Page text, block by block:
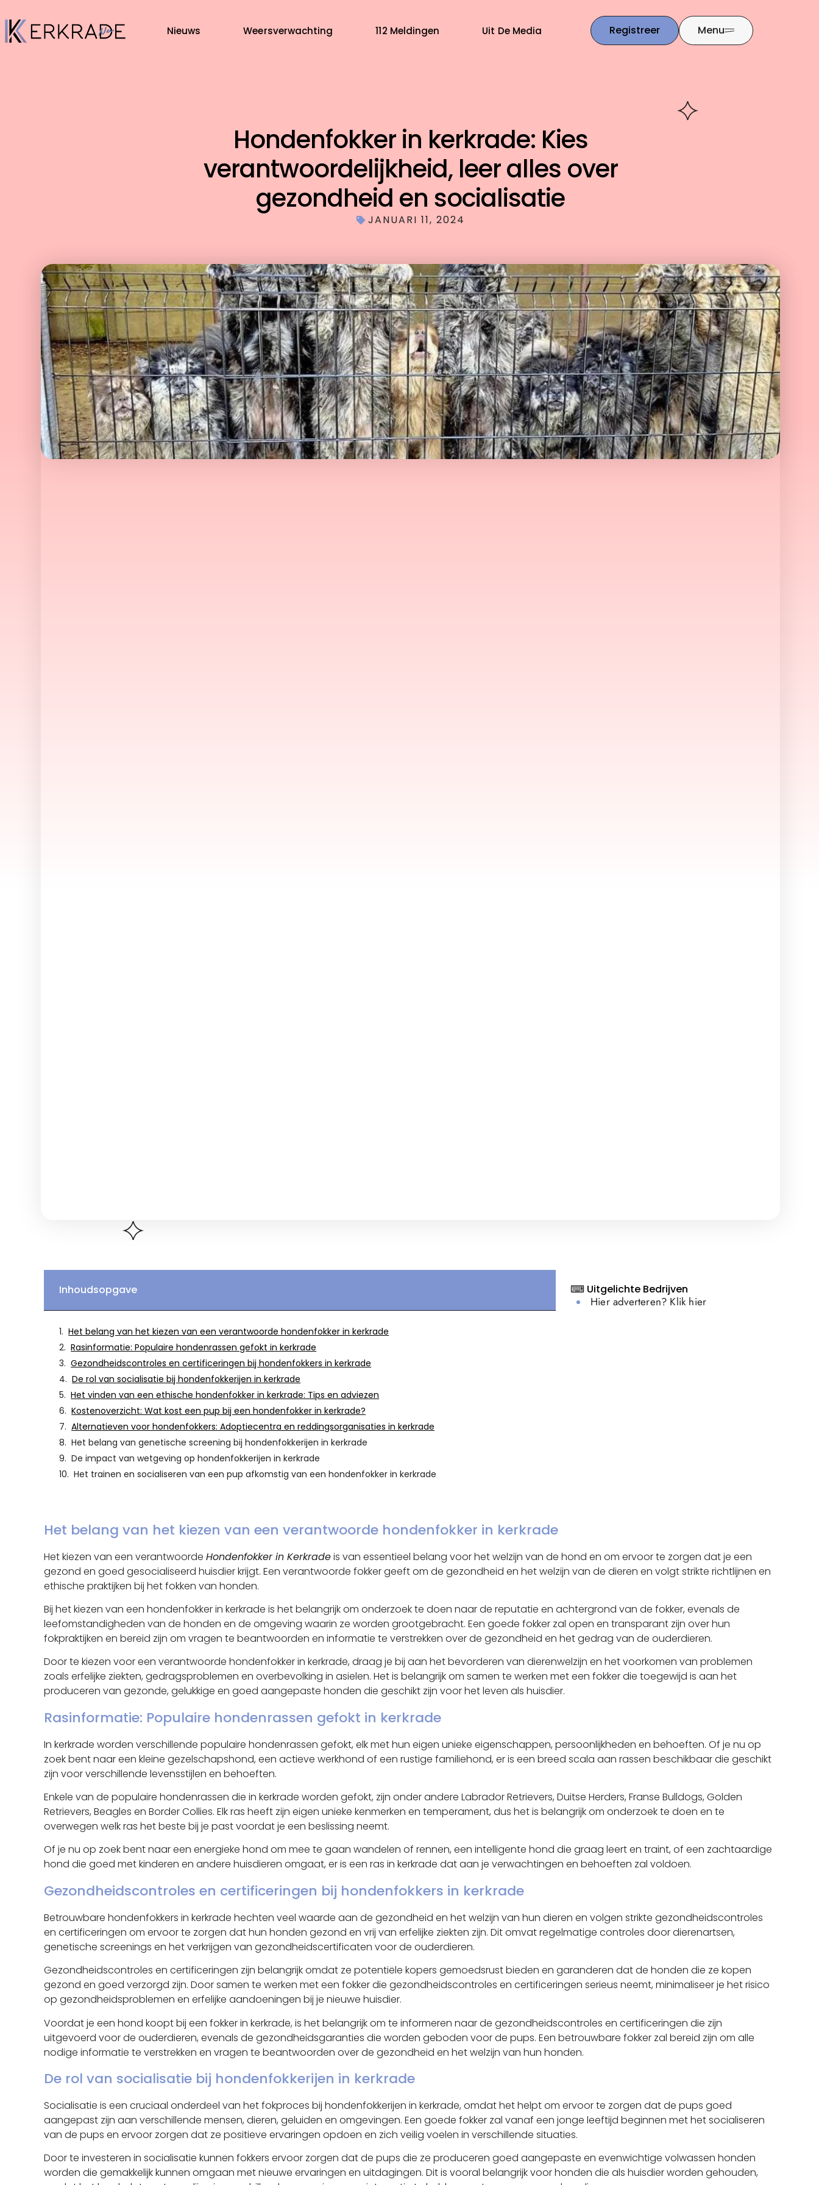
Nieuws Weersverwachting 112 Meldingen Uit De Media Registreer Menu
Hondenfokker in kerkrade: Kies
verantwoordelijkheid, leer alles over
gezondheid en socialisatie
JANUARI 11, 2024
Inhoudsopgave
Het belang van het kiezen van een verantwoorde hondenfokker in kerkrade
Rasinformatie: Populaire hondenrassen gefokt in kerkrade
Gezondheidscontroles en certificeringen bij hondenfokkers in kerkrade
De rol van socialisatie bij hondenfokkerijen in kerkrade
Het vinden van een ethische hondenfokker in kerkrade: Tips en adviezen
Kostenoverzicht: Wat kost een pup bij een hondenfokker in kerkrade?
Alternatieven voor hondenfokkers: Adoptiecentra en reddingsorganisaties in kerkrade
Het belang van genetische screening bij hondenfokkerijen in kerkrade
De impact van wetgeving op hondenfokkerijen in kerkrade
Het trainen en socialiseren van een pup afkomstig van een hondenfokker in kerkrade
⌨ Uitgelichte Bedrijven
Hier adverteren? Klik hier
Het belang van het kiezen van een verantwoorde hondenfokker in kerkrade
Het kiezen van een verantwoorde Hondenfokker in Kerkradeis van essentieel belang voor het welzijn van de hond en om ervoor te zorgen dat je een
gezond en goed gesocialiseerd huisdier krijgt. Een verantwoorde fokker geeft om de gezondheid en het welzijn van de dieren en volgt strikte richtlijnen en
ethische praktijken bij het fokken van honden.
Bij het kiezen van een hondenfokker in kerkrade is het belangrijk om onderzoek te doen naar de reputatie en achtergrond van de fokker, evenals de
leefomstandigheden van de honden en de omgeving waarin ze worden grootgebracht. Een goede fokker zal open en transparant zijn over hun
fokpraktijken en bereid zijn om vragen te beantwoorden en informatie te verstrekken over de gezondheid en het gedrag van de ouderdieren.
Door te kiezen voor een verantwoorde hondenfokker in kerkrade, draag je bij aan het bevorderen van dierenwelzijn en het voorkomen van problemen
zoals erfelijke ziekten, gedragsproblemen en overbevolking in asielen. Het is belangrijk om samen te werken met een fokker die toegewijd is aan het
produceren van gezonde, gelukkige en goed aangepaste honden die geschikt zijn voor het leven als huisdier.
Rasinformatie: Populaire hondenrassen gefokt in kerkrade
In kerkrade worden verschillende populaire hondenrassen gefokt, elk met hun eigen unieke eigenschappen, persoonlijkheden en behoeften. Of je nu op
zoek bent naar een kleine gezelschapshond, een actieve werkhond of een rustige familiehond, er is een breed scala aan rassen beschikbaar die geschikt
zijn voor verschillende levensstijlen en behoeften.
Enkele van de populaire hondenrassen die in kerkrade worden gefokt, zijn onder andere Labrador Retrievers, Duitse Herders, Franse Bulldogs, Golden
Retrievers, Beagles en Border Collies. Elk ras heeft zijn eigen unieke kenmerken en temperament, dus het is belangrijk om onderzoek te doen en te
overwegen welk ras het beste bij je past voordat je een beslissing neemt.
Of je nu op zoek bent naar een energieke hond om mee te gaan wandelen of rennen, een intelligente hond die graag leert en traint, of een zachtaardige
hond die goed met kinderen en andere huisdieren omgaat, er is een ras in kerkrade dat aan je verwachtingen en behoeften zal voldoen.
Gezondheidscontroles en certificeringen bij hondenfokkers in kerkrade
Betrouwbare hondenfokkers in kerkrade hechten veel waarde aan de gezondheid en het welzijn van hun dieren en volgen strikte gezondheidscontroles
en certificeringen om ervoor te zorgen dat hun honden gezond en vrij van erfelijke ziekten zijn. Dit omvat regelmatige controles door dierenartsen,
genetische screenings en het verkrijgen van gezondheidscertificaten voor de ouderdieren.
Gezondheidscontroles en certificeringen zijn belangrijk omdat ze potentiële kopers gemoedsrust bieden en garanderen dat de honden die ze kopen
gezond en goed verzorgd zijn. Door samen te werken met een fokker die gezondheidscontroles en certificeringen serieus neemt, minimaliseer je het risico
op gezondheidsproblemen en erfelijke aandoeningen bij je nieuwe huisdier.
Voordat je een hond koopt bij een fokker in kerkrade, is het belangrijk om te informeren naar de gezondheidscontroles en certificeringen die zijn
uitgevoerd voor de ouderdieren, evenals de gezondheidsgaranties die worden geboden voor de pups. Een betrouwbare fokker zal bereid zijn om alle
nodige informatie te verstrekken en vragen te beantwoorden over de gezondheid en het welzijn van hun honden.
De rol van socialisatie bij hondenfokkerijen in kerkrade
Socialisatie is een cruciaal onderdeel van het fokproces bij hondenfokkerijen in kerkrade, omdat het helpt om ervoor te zorgen dat de pups goed
aangepast zijn aan verschillende mensen, dieren, geluiden en omgevingen. Een goede fokker zal vanaf een jonge leeftijd beginnen met het socialiseren
van de pups en ervoor zorgen dat ze positieve ervaringen opdoen en zich veilig voelen in verschillende situaties.
Door te investeren in socialisatie kunnen fokkers ervoor zorgen dat de pups die ze produceren goed aangepaste en evenwichtige volwassen honden
worden die gemakkelijk kunnen omgaan met nieuwe ervaringen en uitdagingen. Dit is vooral belangrijk voor honden die als huisdier worden gehouden,